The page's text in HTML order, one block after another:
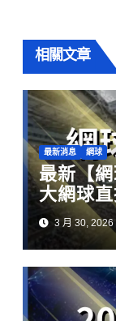
相關文章
最新消息 網球
最新【
大網球
3 月 30, 2026